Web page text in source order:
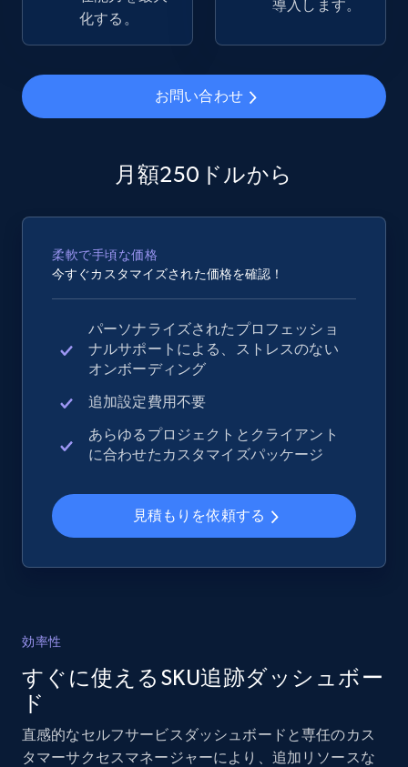
Rating, Reviews count, Images, Variations, and
2.4K+ 199+ 今すぐ始める
Google Shopping - collects products from
web using keywords
URL, Product id, Title, Product description,
more.
Home Depot US
URL, Domain, Country code, Model number,
Sku, Product id, Product name, Manufacturer,
and more.
355+ 今すぐ始める
Sku, Product id, Product name, Manufacturer,
and more.
2.1K+ 355+ 今すぐ始める
化する。
導入します。
お問い合わせ
月額250ドルから
柔軟で手頃な価格
今すぐカスタマイズされた価格を確認！
パーソナライズされたプロフェッショ
ナルサポートによる、ストレスのない
オンボーディング
追加設定費用不要
あらゆるプロジェクトとクライアント
に合わせたカスタマイズパッケージ
見積もりを依頼する
効率性
すぐに使えるSKU追跡ダッシュボー
ド
直感的なセルフサービスダッシュボードと専任のカス
タマーサクセスマネージャーにより、追加リソースな